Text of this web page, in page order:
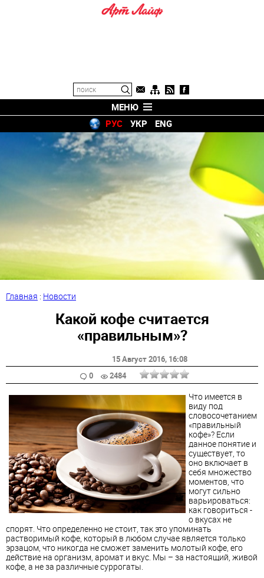
МЕНЮ
РУС
УКР ENG
Главная : Новости
Какой кофе считается
«правильным»?
15 Август 2016, 16:08
0
2484
Что имеется в
виду под
словосочетанием
«правильный
кофе»? Если
данное понятие и
существует, то
оно включает в
себя множество
моментов, что
могут сильно
варьироваться:
как говориться -
о вкусах не
спорят. Что определенно не стоит, так это упоминать
растворимый кофе, который в любом случае является только
эрзацом, что никогда не сможет заменить молотый кофе, его
действие на организм, аромат и вкус. Мы – за настоящий, живой
кофе, а не за различные суррогаты.